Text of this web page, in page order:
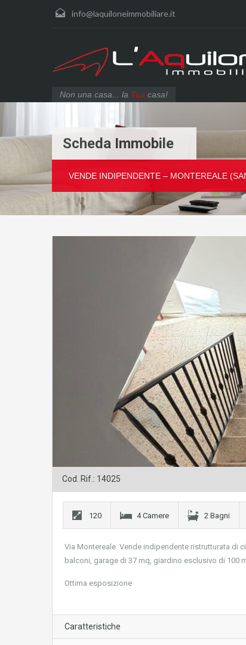
info@laquiloneimmobiliare.it
Non una casa... la Tua casa!
Scheda Immobile
VENDE INDIPENDENTE – MONTEREALE
Cod. Rif.: 14025
120 4 Camere 2 Bagni
Via Montereale. Vende indipendente ristrutturata di
balconi, garage di 37 mq, giardino esclusivo di 100
Ottima esposizione
Caratteristiche